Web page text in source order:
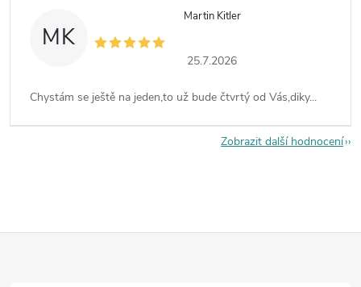
MK
Martin Kitler
25.7.2026
Chystám se ještě na jeden,to už bude čtvrtý od Vás,diky...
Zobrazit další hodnocení